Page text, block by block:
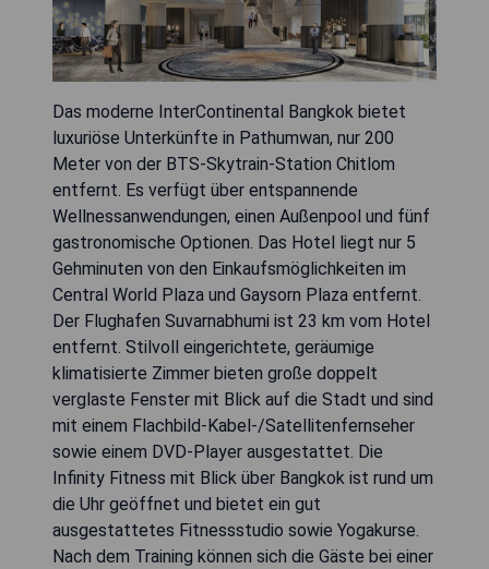
Das moderne InterContinental Bangkok bietet
luxuriöse Unterkünfte in Pathumwan, nur 200
Meter von der BTS-Skytrain-Station Chitlom
entfernt. Es verfügt über entspannende
Wellnessanwendungen, einen Außenpool und fünf
gastronomische Optionen. Das Hotel liegt nur 5
Gehminuten von den Einkaufsmöglichkeiten im
Central World Plaza und Gaysorn Plaza entfernt.
Der Flughafen Suvarnabhumi ist 23 km vom Hotel
entfernt. Stilvoll eingerichtete, geräumige
klimatisierte Zimmer bieten große doppelt
verglaste Fenster mit Blick auf die Stadt und sind
mit einem Flachbild-Kabel-/Satellitenfernseher
sowie einem DVD-Player ausgestattet. Die
Infinity Fitness mit Blick über Bangkok ist rund um
die Uhr geöffnet und bietet ein gut
ausgestattetes Fitnessstudio sowie Yogakurse.
Nach dem Training können sich die Gäste bei einer